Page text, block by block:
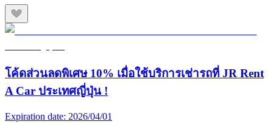
โค้ดส่วนลดพิเศษ 10% เมื่อใช้บริการเช่ารถที่ JR Rent
A Car ประเทศญี่ปุ่น !
Expiration date: 2026/04/01